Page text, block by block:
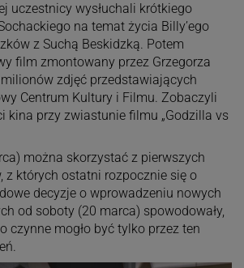
uczestnicy wysłuchali krótkiego
na temat życia Billy’ego
z Suchą Beskidzką. Potem
film zmontowany przez Grzegorza
zdjęć przedstawiających
Centrum Kultury i Filmu. Zobaczyli
kina przy zwiastunie filmu „Godzilla vs
można skorzystać z pierwszych
z których ostatni rozpocznie się o
decyzje o wprowadzeniu nowych
od soboty (20 marca) spowodowały,
czynne mogło być tylko przez ten